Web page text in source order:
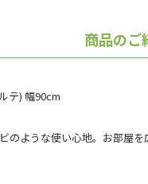
商品のご
テ) 幅90cm
のような使い心地。お部屋